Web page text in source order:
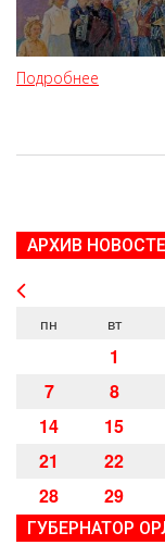
Вход
Подробнее
АРХИВ
пн
вт
1
7 8
14 15
21 22
28 29
ГУБЕРНАТОР